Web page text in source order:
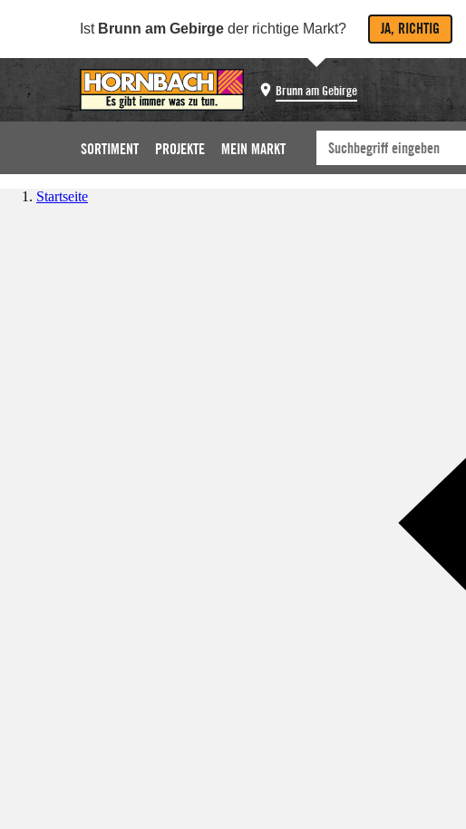
Ist Brunn am Gebirge der richtige Markt? JA, RICHTIG
Brunn am Gebirge
SORTIMENT PROJEKTE MEIN MARKT
Startseite